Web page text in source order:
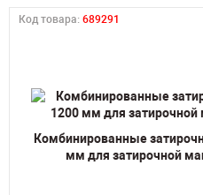
Код товара: 689291
Комбинированные
мм для затирочной